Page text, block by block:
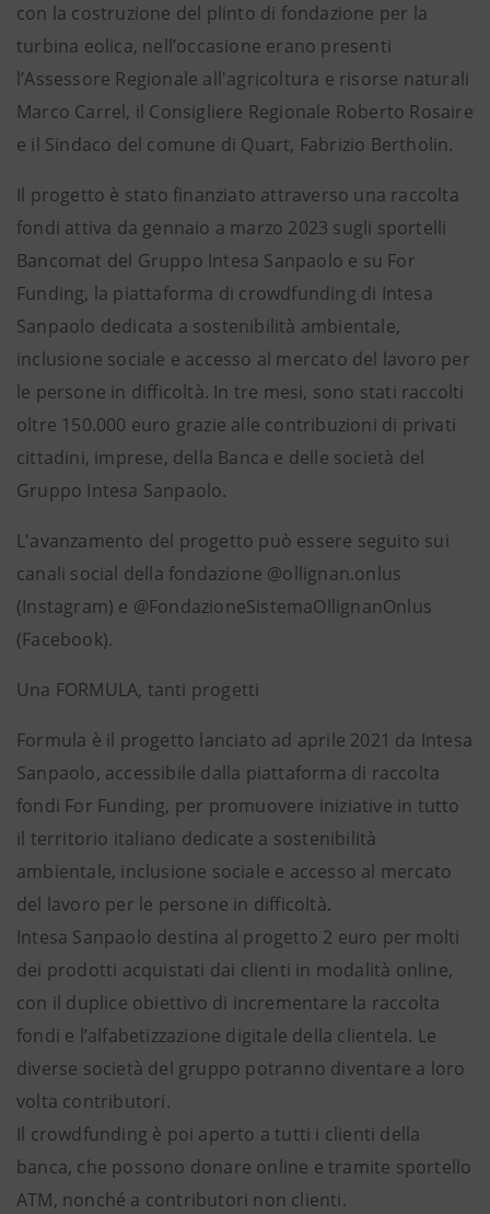
con la costruzione del plinto di fondazione per la
turbina eolica, nell’occasione erano presenti
l’Assessore Regionale all'agricoltura e risorse naturali
Marco Carrel, il Consigliere Regionale Roberto Rosaire
e il Sindaco del comune di Quart, Fabrizio Bertholin.
Il progetto è stato finanziato attraverso una raccolta
fondi attiva da gennaio a marzo 2023 sugli sportelli
Bancomat del Gruppo Intesa Sanpaolo e su For
Funding, la piattaforma di crowdfunding di Intesa
Sanpaolo dedicata a sostenibilità ambientale,
inclusione sociale e accesso al mercato del lavoro per
le persone in difficoltà. In tre mesi, sono stati raccolti
oltre 150.000 euro grazie alle contribuzioni di privati
cittadini, imprese, della Banca e delle società del
Gruppo Intesa Sanpaolo.
L'avanzamento del progetto può essere seguito sui
canali social della fondazione @ollignan.onlus
(Instagram) e @FondazioneSistemaOllignanOnlus
(Facebook).
Una FORMULA, tanti progetti
Formula è il progetto lanciato ad aprile 2021 da Intesa
Sanpaolo, accessibile dalla piattaforma di raccolta
fondi For Funding, per promuovere iniziative in tutto
il territorio italiano dedicate a sostenibilità
ambientale, inclusione sociale e accesso al mercato
del lavoro per le persone in difficoltà.
Intesa Sanpaolo destina al progetto 2 euro per molti
dei prodotti acquistati dai clienti in modalità online,
con il duplice obiettivo di incrementare la raccolta
fondi e l’alfabetizzazione digitale della clientela. Le
diverse società del gruppo potranno diventare a loro
volta contributori.
Il crowdfunding è poi aperto a tutti i clienti della
banca, che possono donare online e tramite sportello
ATM, nonché a contributori non clienti.